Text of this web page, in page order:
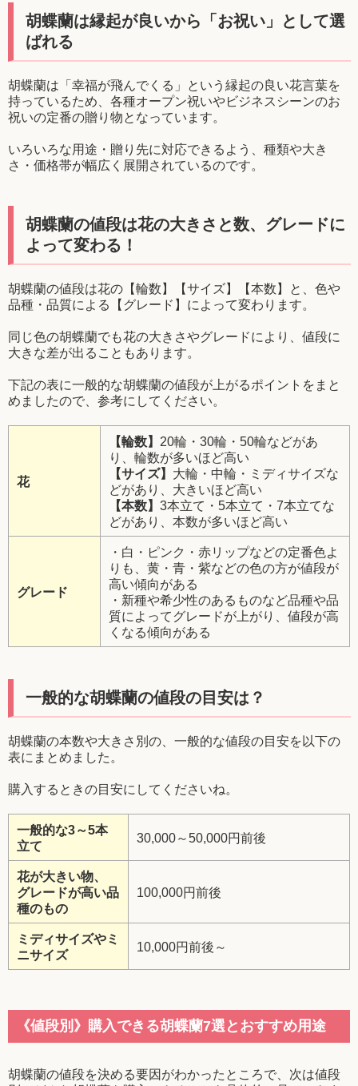
胡蝶蘭は縁起が良いから「お祝い」として選
ばれる
胡蝶蘭は「幸福が飛んでくる」という縁起の良い花言葉を
持っているため、各種オープン祝いやビジネスシーンのお
祝いの定番の贈り物となっています。
いろいろな用途・贈り先に対応できるよう、種類や大き
さ・価格帯が幅広く展開されているのです。
胡蝶蘭の値段は花の大きさと数、グレードに
よって変わる！
胡蝶蘭の値段は花の【輪数】【サイズ】【本数】と、色や
品種・品質による【グレード】によって変わります。
同じ色の胡蝶蘭でも花の大きさやグレードにより、値段に
大きな差が出ることもあります。
下記の表に一般的な胡蝶蘭の値段が上がるポイントをまと
めましたので、参考にしてください。
花
【輪数】 20輪・30輪・50輪などがあ
り、輪数が多いほど高い
【サイズ】 大輪・中輪・ミディサイズな
どがあり、大きいほど高い
【本数】 3本立て・5本立て・7本立てな
どがあり、本数が多いほど高い
グレード
・白・ピンク・赤リップなどの定番色よ
りも、黄・青・紫などの色の方が値段が
高い傾向がある
・新種や希少性のあるものなど品種や品
質によってグレードが上がり、値段が高
くなる傾向がある
一般的な胡蝶蘭の値段の目安は？
胡蝶蘭の本数や大きさ別の、一般的な値段の目安を以下の
表にまとめました。
購入するときの目安にしてくださいね。
一般的な3～5本
立て
30,000～50,000円前後
花が大きい物、
グレードが高い品
種のもの
100,000円前後
ミディサイズやミ
ニサイズ
10,000円前後～
《値段別》購入できる胡蝶蘭7選とおすすめ用途
胡蝶蘭の値段を決める要因がわかったところで、次は値段